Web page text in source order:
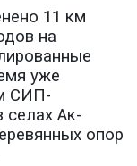
11 км
на
уже
СИП-
селах Ак-
опор